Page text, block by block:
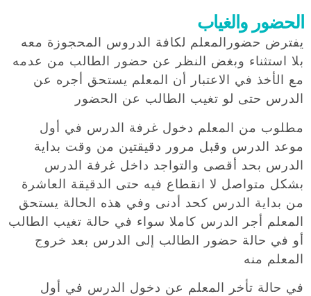
الحضور والغياب
يفترض حضورالمعلم لكافة الدروس المحجوزة معه
بلا استثناء وبغض النظر عن حضور الطالب من عدمه
مع الأخذ في الاعتبار أن المعلم يستحق أجره عن
الدرس حتى لو تغيب الطالب عن الحضور
مطلوب من المعلم دخول غرفة الدرس في أول
موعد الدرس وقبل مرور دقيقتين من وقت بداية
الدرس بحد أقصى والتواجد داخل غرفة الدرس
بشكل متواصل لا انقطاع فيه حتى الدقيقة العاشرة
من بداية الدرس كحد أدنى وفي هذه الحالة يستحق
المعلم أجر الدرس كاملا سواء في حالة تغيب الطالب
أو في حالة حضور الطالب إلى الدرس بعد خروج
المعلم منه
في حالة تأخر المعلم عن دخول الدرس في أول